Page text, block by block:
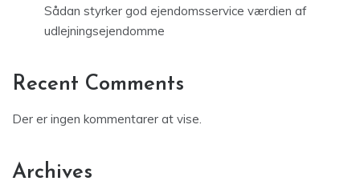
Sådan styrker god ejendomsservice værdien af
udlejningsejendomme
Recent Comments
Der er ingen kommentarer at vise.
Archives